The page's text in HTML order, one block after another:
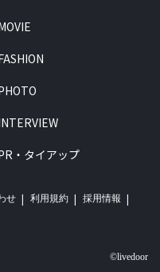
・タイアップ
せ 利用規約 採用情報
©livedoor